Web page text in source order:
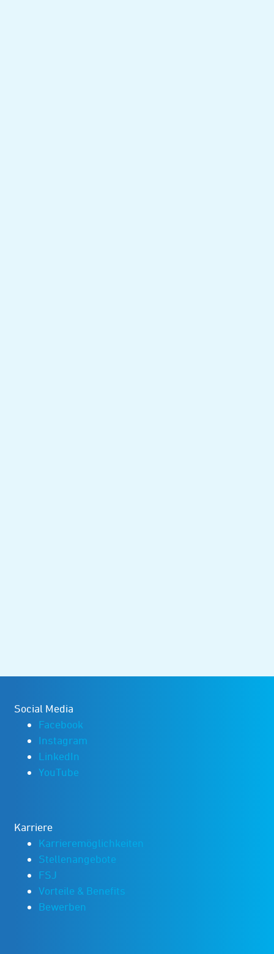
Social Media
Facebook
Instagram
LinkedIn
YouTube
Karriere
Karrieremöglichkeiten
Stellenangebote
FSJ
Vorteile & Benefits
Bewerben